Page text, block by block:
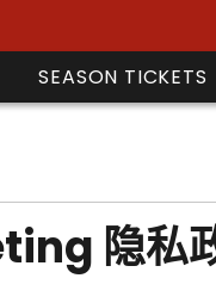
SEASON TICKETS
隐私